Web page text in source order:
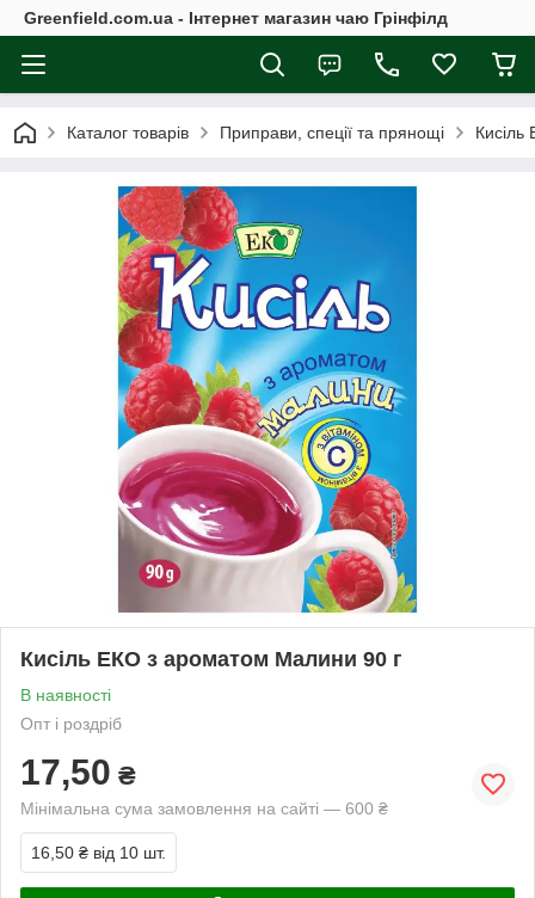
Greenfield.com.ua - Інтернет магазин чаю Грінфілд
Каталог товарів Приправи, спеції та прянощі
Кисіль ЕКО з ароматом Малини 90 г
В наявності
Опт і роздріб
17,50 ₴
Мінімальна сума замовлення на сайті — 600 ₴
16,50 ₴ від 10 шт.